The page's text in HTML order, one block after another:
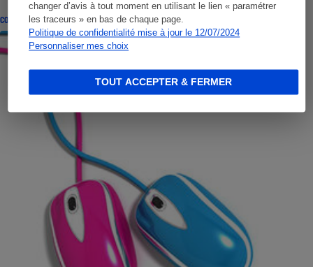
changer d’avis à tout moment en utilisant le lien « paramétrer
les traceurs » en bas de chaque page.
Politique de confidentialité mise à jour le 12/07/2024
Personnaliser mes choix
TOUT ACCEPTER & FERMER
CONSEILS